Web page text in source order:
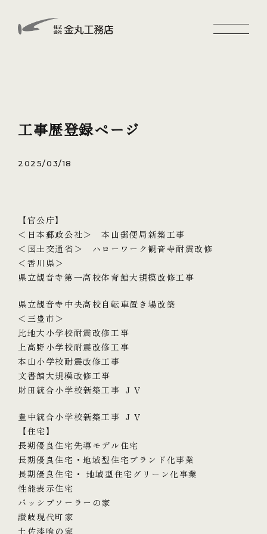
工事歴登録ページ
2025/03/18
【官公庁】
＜日本郵政公社＞ 本山郵便局新築工事
＜国土交通省＞ ハローワーク観音寺耐震改修
＜香川県＞
県立観音寺第一高校体育館大規模改修工事
県立観音寺中央高校自転車置き場改築
＜三豊市＞
比地大小学校耐震改修工事
上高野小学校耐震改修工事
本山小学校耐震改修工事
文書館大規模改修工事
財田統合小学校新築工事 ＪＶ
豊中統合小学校新築工事 ＪＶ
【住宅】
長期優良住宅先導モデル住宅
長期優良住宅・地域型住宅ブランド化事業
長期優良住宅・ 地域型住宅グリーン化事業
性能表示住宅
パッシブソーラーの家
讃岐現代町家
土佐漆喰の家